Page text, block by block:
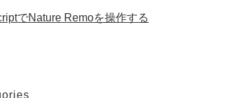
でNature Remoを操作する